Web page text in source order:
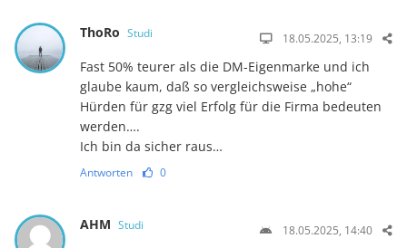
ThoRo Studi 18.05.2025, 13:19
Fast 50% teurer als die DM-Eigenmarke und ich
glaube kaum, daß so vergleichsweise „hohe“
Hürden für gzg viel Erfolg für die Firma bedeuten
werden….
Ich bin da sicher raus…
Antworten 0
AHM Studi 18.05.2025, 14:40